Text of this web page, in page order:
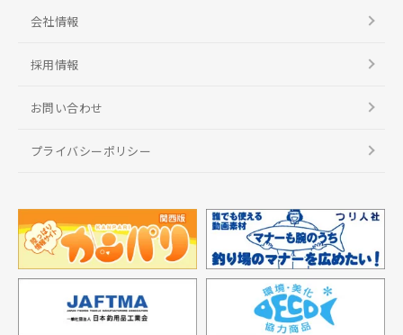
会社情報
採用情報
お問い合わせ
プライバシーポリシー